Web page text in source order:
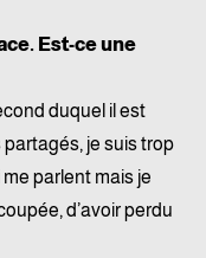
Est-ce une
duquel il est
partagés, je suis trop
parlent mais je
d’avoir perdu